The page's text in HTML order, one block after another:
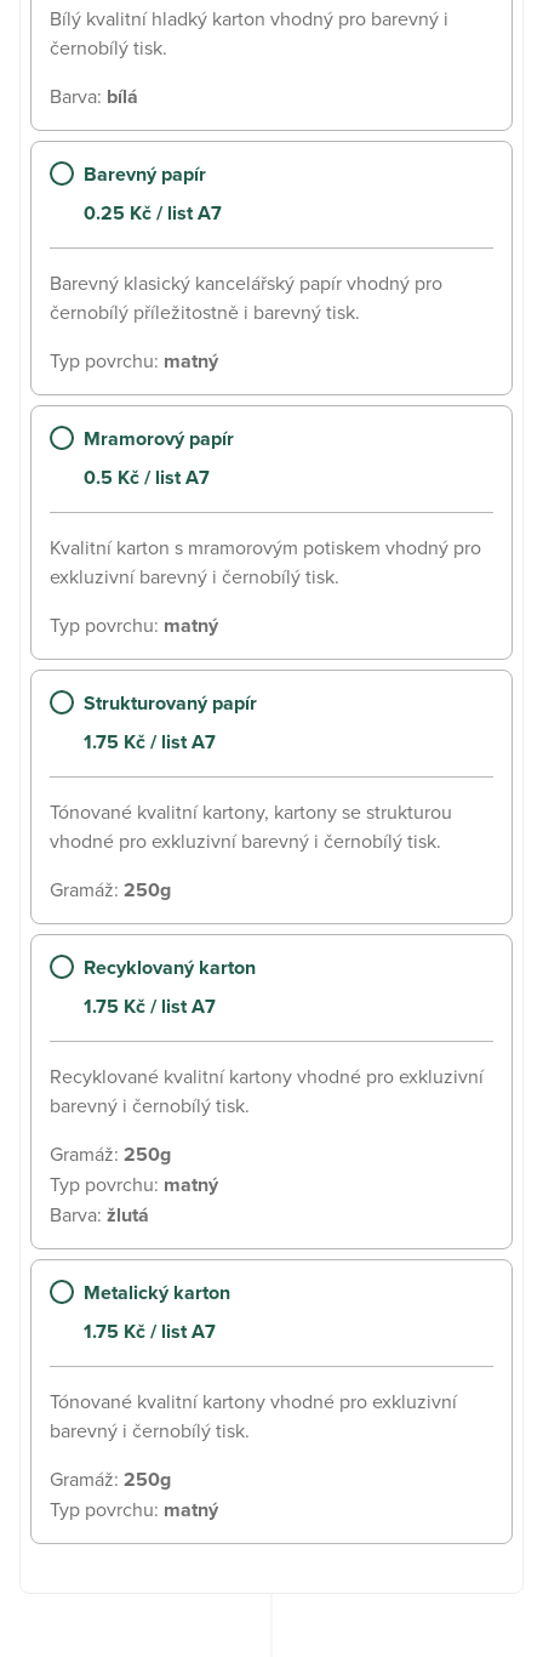
Bílý kvalitní hladký karton vhodný pro barevný i
černobílý tisk.
Barva: bílá
Barevný papír
0.25 Kč/ list A7
Barevný klasický kancelářský papír vhodný pro
černobílý příležitostně i barevný tisk.
Typ povrchu: matný
Mramorový papír
0.5 Kč/ list A7
Kvalitní karton s mramorovým potiskem vhodný pro
exkluzivní barevný i černobílý tisk.
Typ povrchu: matný
Strukturovaný papír
1.75 Kč/ list A7
Tónované kvalitní kartony, kartony se strukturou
vhodné pro exkluzivní barevný i černobílý tisk.
Gramáž: 250g
Recyklovaný karton
1.75 Kč/ list A7
Recyklované kvalitní kartony vhodné pro exkluzivní
barevný i černobílý tisk.
Gramáž: 250g
Typ povrchu: matný
Barva: žlutá
Metalický karton
1.75 Kč/ list A7
Tónované kvalitní kartony vhodné pro exkluzivní
barevný i černobílý tisk.
Gramáž: 250g
Typ povrchu: matný